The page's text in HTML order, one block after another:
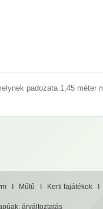
padozata 1,45 méter
I Műfű Kerti fajátékokI
árváltoztatás